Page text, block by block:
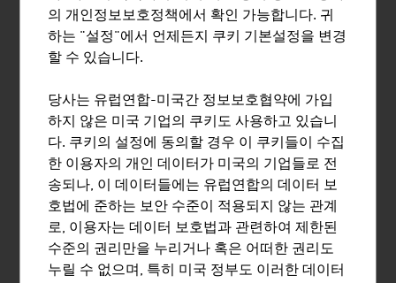
교육은 (실내장식) 디자인 산업에서 매우 중요한 역할을
합니다. 디자이너의 60% 이상이 대학 또는 전문 대학에서
비엔나에 위치한비엔나 응용예술 대학교부설 디자인 연
구소는 유럽에서 가장 중요한 교육 기관 중 하나로서 국내
및 국제 디자인 역량의 네트워크를 강화하고 있습니다. 디
자인 교육의 특징으로서 소규모 그룹에서의 지식 전수, 강
사와 학생 간의 집중적인 접촉, 실험적이고 자유로운 프로
젝트 선정, 국내 및 해외 전문가가 참여하는 워크샵과 강
의 등을 들 수 있습니다.
의 개인정보보호정책에서 확인 가능합니다. 귀
하는 "설정"에서 언제든지 쿠키 기본설정을 변경
할 수 있습니다.
당사는 유럽연합-미국간 정보보호협약에 가입
하지 않은 미국 기업의 쿠키도 사용하고 있습니
다. 쿠키의 설정에 동의할 경우 이 쿠키들이 수집
한 이용자의 개인 데이터가 미국의 기업들로 전
송되나, 이 데이터들에는 유럽연합의 데이터 보
호법에 준하는 보안 수준이 적용되지 않는 관계
로, 이용자는 데이터 보호법과 관련하여 제한된
수준의 권리만을 누리거나 혹은 어떠한 권리도
누릴 수 없으며, 특히 미국 정부도 이러한 데이터